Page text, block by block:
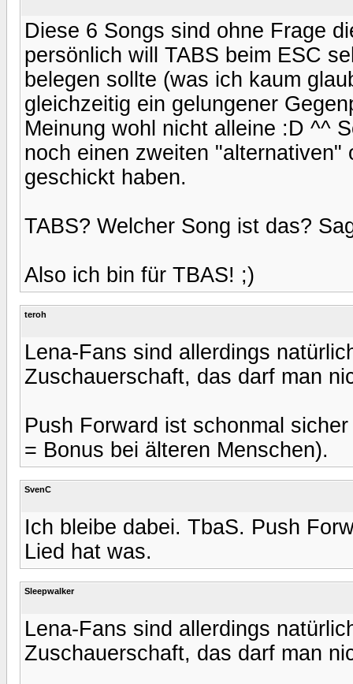
Diese 6 Songs sind ohne Frage
persönlich will TABS beim ESC
belegen sollte (was ich kaum
gleichzeitig ein gelungener
Meinung wohl nicht alleine :D ^^
noch einen zweiten
geschickt haben.
TABS? Welcher Song ist das?
Also ich bin für TBAS! ;)
teroh
Lena-Fans sind allerdings
Zuschauerschaft, das darf man
Push Forward ist schonmal
= Bonus bei älteren Menschen).
SvenC
Ich bleibe dabei. TbaS. Push
Lied hat was.
Sleepwalker
Lena-Fans sind allerdings
Zuschauerschaft, das darf man